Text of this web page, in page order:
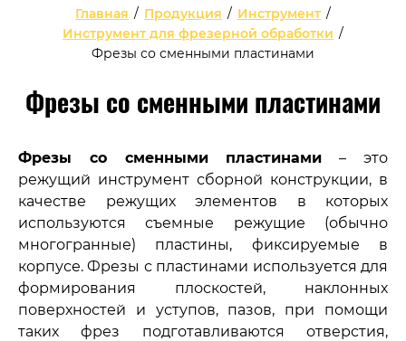
Главная / Продукция / Инструмент /
Инструмент для фрезерной обработки /
Фрезы со сменными пластинами
Фрезы со сменными пластинами
Фрезы со сменными пластинами – это
режущий инструмент сборной конструкции, в
качестве режущих элементов в которых
используются съемные режущие (обычно
многогранные) пластины, фиксируемые в
корпусе. Фрезы с пластинами используется для
формирования плоскостей, наклонных
поверхностей и уступов, пазов, при помощи
таких фрез подготавливаются отверстия,